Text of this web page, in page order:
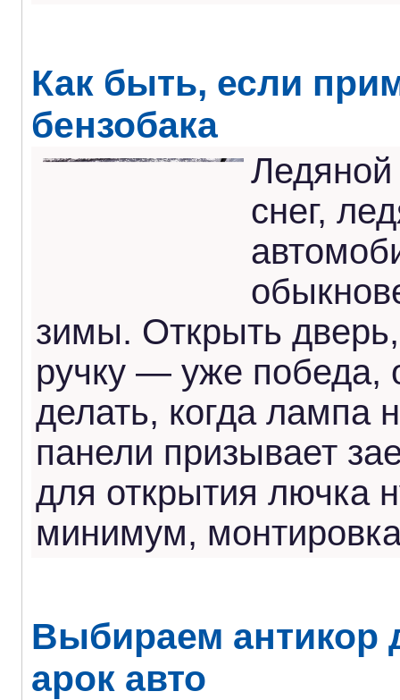
Как быть, если
бензобака
снег,
зимы. Открыть
ручку — уже победа,
делать, когда лампа
панели призывает
для открытия лючка
минимум,
Выбираем антикор
арок авто